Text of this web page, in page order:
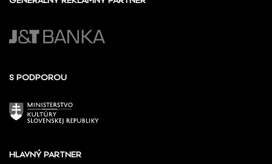
S PODPOROU
HLAVNÝ PARTNER